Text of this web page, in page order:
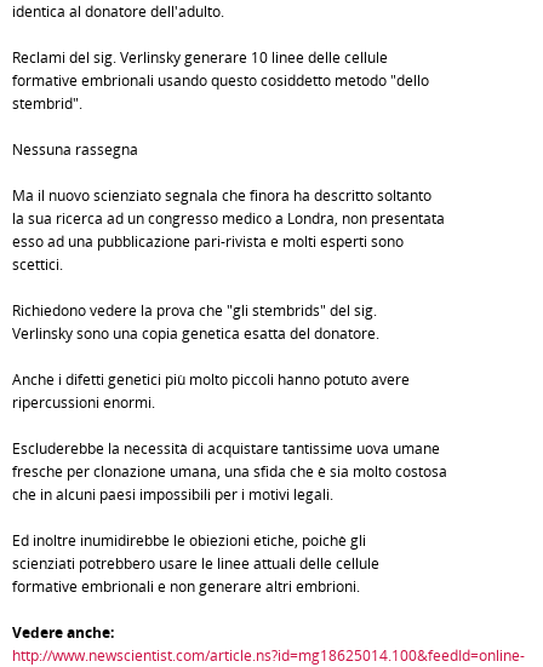
identica al donatore dell'adulto.
Reclami del sig. Verlinsky generare 10 linee delle cellule
formative embrionali usando questo cosiddetto metodo "dello
stembrid".
Nessuna rassegna
Ma il nuovo scienziato segnala che finora ha descritto soltanto
la sua ricerca ad un congresso medico a Londra, non presentata
esso ad una pubblicazione pari-rivista e molti esperti sono
scettici.
Richiedono vedere la prova che "gli stembrids" del sig.
Verlinsky sono una copia genetica esatta del donatore.
Anche i difetti genetici più molto piccoli hanno potuto avere
ripercussioni enormi.
Escluderebbe la necessità di acquistare tantissime uova umane
fresche per clonazione umana, una sfida che è sia molto costosa
che in alcuni paesi impossibili per i motivi legali.
Ed inoltre inumidirebbe le obiezioni etiche, poichè gli
scienziati potrebbero usare le linee attuali delle cellule
formative embrionali e non generare altri embrioni.
Vedere anche:
http://www.newscientist.com/article.ns?id=mg18625014.100&feedId=online-